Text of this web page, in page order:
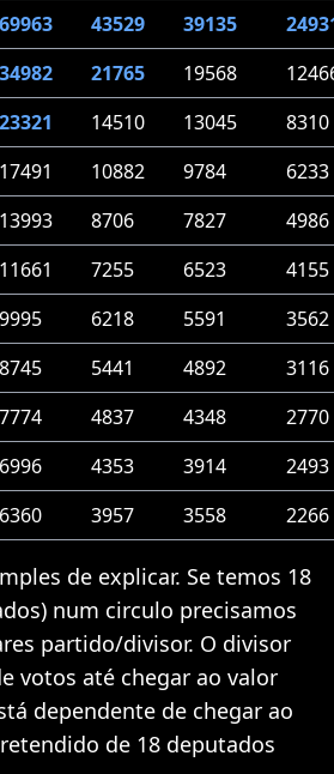
69963 43529 39135
34982 21765 19568
23321 14510 13045
8310
17491 10882 9784
6233
13993 8706 7827
4986
11661 7255 6523
4155
9995 6218 5591
3562
8745 5441 4892
3116
7774 4837 4348
2770
6996 4353 3914
2493
6360 3957 3558 2266
de explicar. Se temos 18
num circulo precisamos
partido/divisor. O divisor
votos até chegar ao valor
dependente de chegar ao
de 18 deputados